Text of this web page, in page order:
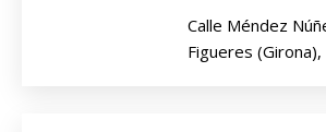
Calle Méndez
Figueres